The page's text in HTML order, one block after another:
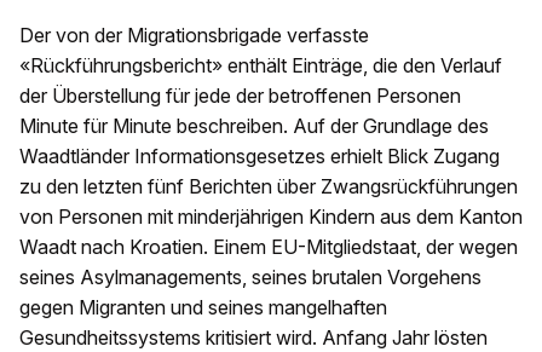
Der von der Migrationsbrigade verfasste
«Rückführungsbericht» enthält Einträge, die den Verlauf
der Überstellung für jede der betroffenen Personen
Minute für Minute beschreiben. Auf der Grundlage des
Waadtländer Informationsgesetzes erhielt Blick Zugang
zu den letzten fünf Berichten über Zwangsrückführungen
von Personen mit minderjährigen Kindern aus dem Kanton
Waadt nach Kroatien. Einem EU-Mitgliedstaat, der wegen
seines Asylmanagements, seines brutalen Vorgehens
gegen Migranten und seines mangelhaften
Gesundheitssystems kritisiert wird. Anfang Jahr lösten